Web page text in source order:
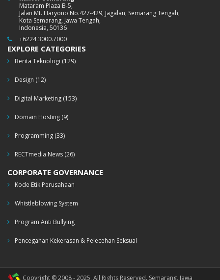
Mataram Plaza B-5,
Jalan Mt. Haryono No.427-429, Jagalan, Semarang Tengah,
Kota Semarang, Jawa Tengah,
Indonesia, 50136
+6224.3000.7000
EXPLORE CATEGORIES
Berita Teknologi (129)
Design (12)
Digital Marketing (153)
Domain Hosting (9)
Programming (33)
RECTmedia News (26)
CORPORATE GOVERNANCE
Kode Etik Perusahaan
Whistleblowing System
Program Anti Bullying
Pencegahan Kekerasan & Pelecehan Seksual
Copyright © 2008 - 2025. All Rights Reserved. Semarang, Jawa